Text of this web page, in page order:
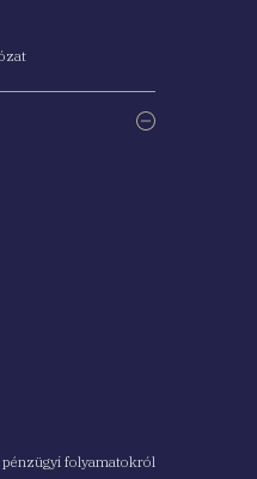
folyamatokról